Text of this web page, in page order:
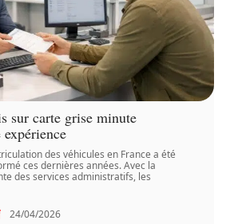
sur carte grise minute
des véhicules en France a été
ces dernières années. Avec la
des services administratifs, les
24/04/2026